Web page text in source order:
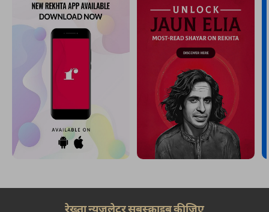
रेख़्ता न्यूज़लेटर सबस्क्राइब कीजिए